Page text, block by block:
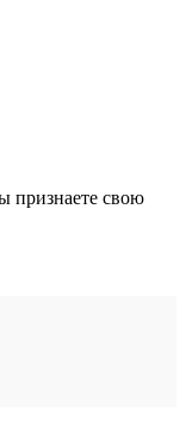
признаете свою